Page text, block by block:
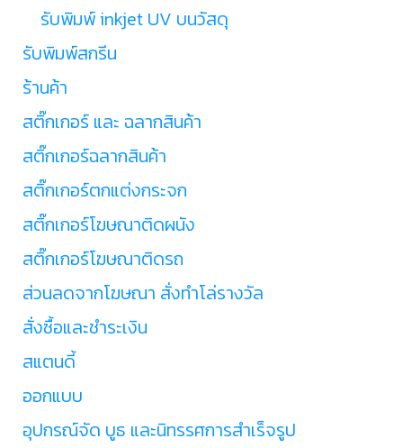
รับพิมพ์ inkjet UV บนวัสดุ
รับพิมพ์สกรีน
ร้านค้า
สติ๊กเกอร์ และ ฉลากสินค้า
สติ๊กเกอร์ฉลากสินค้า
สติ๊กเกอร์ตกแต่งกระจก
สติ๊กเกอร์โฆษณาติดผนัง
สติ๊กเกอร์โฆษณาติดรถ
ส่วนลดจากโฆษณา สั่งทำโล่รางวัล
สั่งซื้อและชำระเงิน
สแตนดี้
ออกแบบ
อุปกรณ์จัด บูธ และนิทรรศการสำเร็จรูป